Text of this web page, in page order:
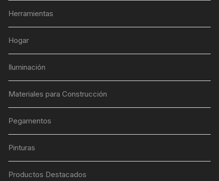
Herramientas
Hogar
Iluminación
Materiales para Construcción
Pegamentos
Pinturas
Productos Destacados